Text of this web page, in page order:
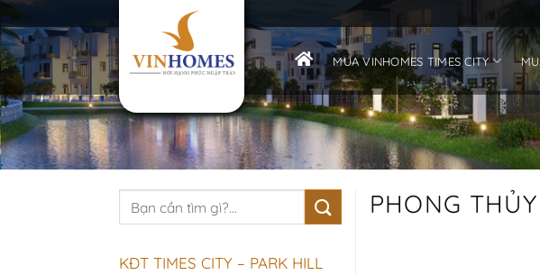
Bỏ
qua
nội
dung
MUA VINHOMES TIMES CITY
PHONG THỦY
KĐT TIMES CITY – PARK HILL